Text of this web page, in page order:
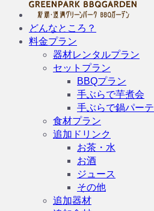
どんなところ？
料金プラン
器材レンタルプラン
セットプラン
BBQプラン
手ぶらで芋煮会
手ぶらで鍋パー
食材プラン
追加ドリンク
お茶・水
お酒
ジュース
その他
追加器材